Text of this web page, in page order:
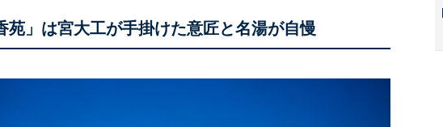
苑」は宮大工が手掛けた意匠と名湯が自慢